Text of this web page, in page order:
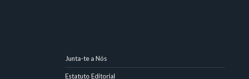
Junta-te a Nós
Estatuto Editorial